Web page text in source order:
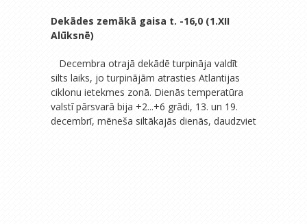
Dekādes zemākā gaisa t. -16,0 (1.XII
Alūksnē)
Decembra otrajā dekādē turpināja valdīt
silts laiks, jo turpinājām atrasties Atlantijas
ciklonu ietekmes zonā. Dienās temperatūra
valstī pārsvarā bija +2...+6 grādi, 13. un 19.
decembrī, mēneša siltākajās dienās, daudzviet